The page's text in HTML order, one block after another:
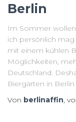
Berlin
Im Sommer
ich persönlich
mit einem kühlen
Möglichkeiten,
Deutschland.
Biergärten in
Von berlinaffin,